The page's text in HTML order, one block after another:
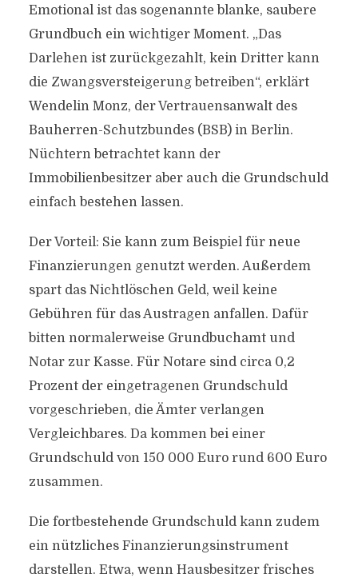
Emotional ist das sogenannte blanke, saubere
Grundbuch ein wichtiger Moment. „Das
Darlehen ist zurückgezahlt, kein Dritter kann
die Zwangsversteigerung betreiben“, erklärt
Wendelin Monz, der Vertrauensanwalt des
Bauherren-Schutzbundes (BSB) in Berlin.
Nüchtern betrachtet kann der
Immobilienbesitzer aber auch die Grundschuld
einfach bestehen lassen.
Der Vorteil: Sie kann zum Beispiel für neue
Finanzierungen genutzt werden. Außerdem
spart das Nichtlöschen Geld, weil keine
Gebühren für das Austragen anfallen. Dafür
bitten normalerweise Grundbuchamt und
Notar zur Kasse. Für Notare sind circa 0,2
Prozent der eingetragenen Grundschuld
vorgeschrieben, die Ämter verlangen
Vergleichbares. Da kommen bei einer
Grundschuld von 150 000 Euro rund 600 Euro
zusammen.
Die fortbestehende Grundschuld kann zudem
ein nützliches Finanzierungsinstrument
darstellen. Etwa, wenn Hausbesitzer frisches